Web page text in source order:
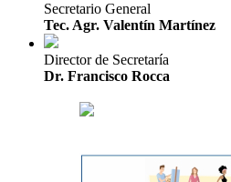
Secretario General
Tec. Agr. Valentín Martínez
Director de Secretaría
Dr. Francisco Rocca